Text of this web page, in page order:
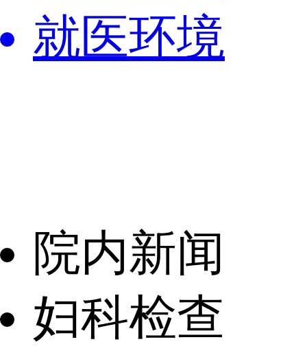
就医环境
院内新闻
妇科检查